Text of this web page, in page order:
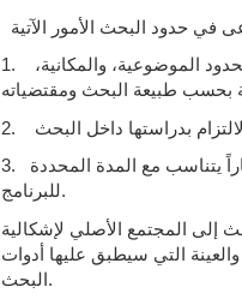
1. أن توضح الحدود الموضوعية، والمكانية،
3. أن تضع إطاراً يتناسب مع المدة المحددة
للبرنامج.
إلى المجتمع الأصلي لإشكالية
التي سيطبق عليها أدوات
البحث.